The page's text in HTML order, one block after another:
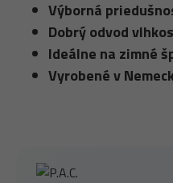
Výborná
Dobrý odvod
Ideálne na zimné
Vyrobené v